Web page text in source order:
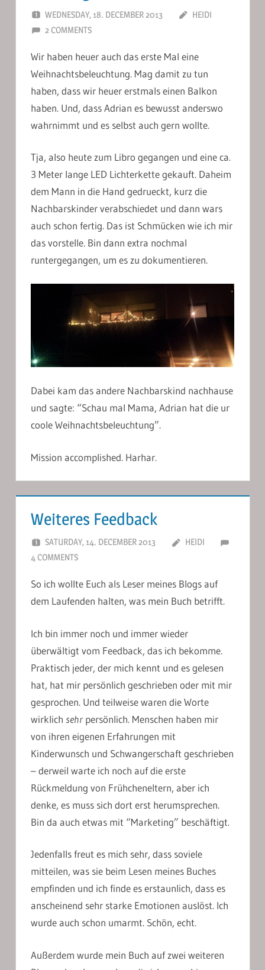
WEDNESDAY, 18. DECEMBER 2013
HEIDI
2 COMMENTS
Wir haben heuer auch das erste Mal eine
Weihnachtsbeleuchtung. Mag damit zu tun
haben, dass wir heuer erstmals einen Balkon
haben. Und, dass Adrian es bewusst anderswo
wahrnimmt und es selbst auch gern wollte.
Tja, also heute zum Libro gegangen und eine ca.
3 Meter lange LED Lichterkette gekauft. Daheim
dem Mann in die Hand gedrueckt, kurz die
Nachbarskinder verabschiedet und dann wars
auch schon fertig. Das ist Schmücken wie ich mir
das vorstelle. Bin dann extra nochmal
runtergegangen, um es zu dokumentieren.
Dabei kam das andere Nachbarskind nachhause
und sagte: “Schau mal Mama, Adrian hat die ur
coole Weihnachtsbeleuchtung”.
Mission accomplished. Harhar.
Weiteres Feedback
SATURDAY, 14. DECEMBER 2013
HEIDI
4 COMMENTS
So ich wollte Euch als Leser meines Blogs auf
dem Laufenden halten, was mein Buch betrifft.
Ich bin immer noch und immer wieder
überwältigt vom Feedback, das ich bekomme.
Praktisch jeder, der mich kennt und es gelesen
hat, hat mir persönlich geschrieben oder mit mir
gesprochen. Und teilweise waren die Worte
wirklich sehr persönlich. Menschen haben mir
von ihren eigenen Erfahrungen mit
Kinderwunsch und Schwangerschaft geschrieben
– derweil warte ich noch auf die erste
Rückmeldung von Frühcheneltern, aber ich
denke, es muss sich dort erst herumsprechen.
Bin da auch etwas mit “Marketing” beschäftigt.
Jedenfalls freut es mich sehr, dass soviele
mitteilen, was sie beim Lesen meines Buches
empfinden und ich finde es erstaunlich, dass es
anscheinend sehr starke Emotionen auslöst. Ich
wurde auch schon umarmt. Schön, echt.
Außerdem wurde mein Buch auf zwei weiteren